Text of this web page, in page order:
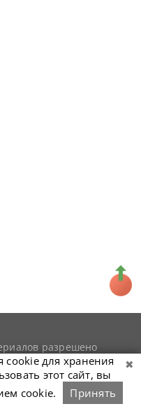
разрешено
наsnookerist.ru
cookie для хранения
этот сайт, вы
cookie.
Принять